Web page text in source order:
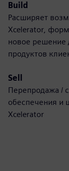
Build
Расширяет
Xcelerator,
новое решение
продуктов
Sell
Перепродажа /
обеспечения и
Xcelerator